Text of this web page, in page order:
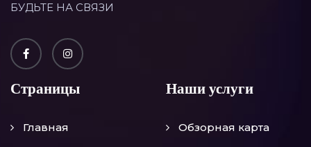
БУДЬТЕ НА СВЯЗИ
Страницы
Главная
Наши услуги
Обзорная карта